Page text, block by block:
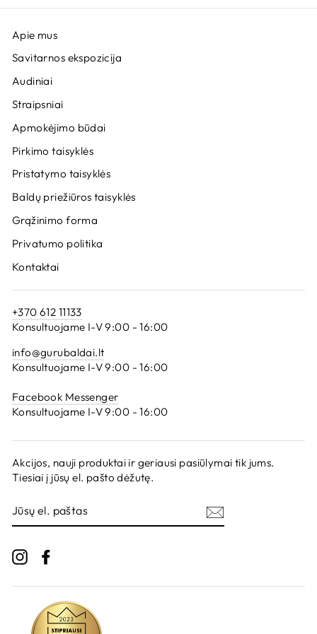
Apie mus
Savitarnos ekspozicija
Audiniai
Straipsniai
Apmokėjimo būdai
Pirkimo taisyklės
Pristatymo taisyklės
Baldų priežiūros taisyklės
Grąžinimo forma
Privatumo politika
Kontaktai
+370 612 11133
Konsultuojame I-V 9:00 - 16:00
info@gurubaldai.lt
Konsultuojame I-V 9:00 - 16:00
Facebook Messenger
Konsultuojame I-V 9:00 - 16:00
Akcijos, nauji produktai ir geriausi pasiūlymai tik jums.
Tiesiai į jūsų el. pašto dėžutę.
EL.
PAŠTAS
Instagram